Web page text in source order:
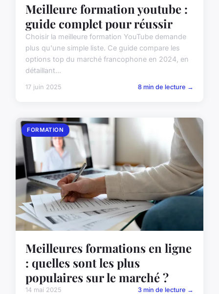
Meilleure formation youtube :
guide complet pour réussir
Choisir la meilleure formation YouTube demande
plus qu'une simple liste. Ce guide compare les
options top du marché francophone en 2024, en
détaillant...
17 juin 2025 8 min de lecture →
FORMATION
Meilleures formations en ligne
: quelles sont les plus
populaires sur le marché ?
14 mai 2025 3 min de lecture →